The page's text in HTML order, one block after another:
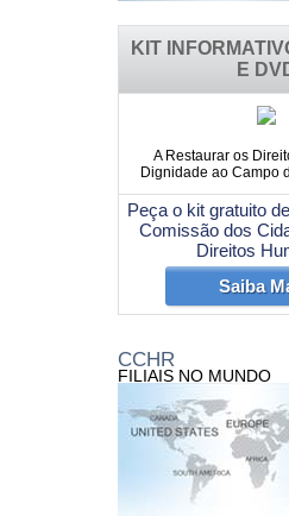
KIT
E
A Restaurar os
Dignidade ao Campo
Peça o kit gratuito
Comissão dos
Direitos
Saiba
CCHR
FILIAIS NO MUNDO